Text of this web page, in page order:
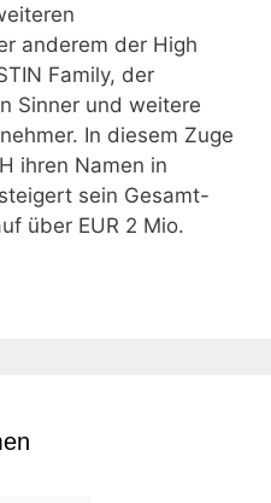
anderem der High
Family, der
Sinner und weitere
In diesem Zuge
ihren Namen in
sein Gesamt-
über EUR 2 Mio.